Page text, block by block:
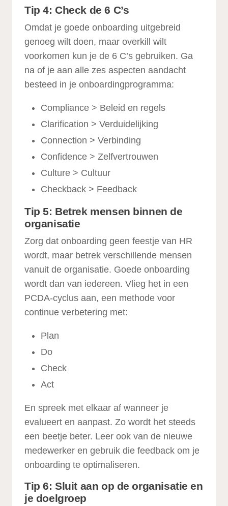
Tip 4: Check de 6 C’s
Omdat je goede onboarding uitgebreid
genoeg wilt doen, maar overkill wilt
voorkomen kun je de 6 C’s gebruiken. Ga
na of je aan alle zes aspecten aandacht
besteed in je onboardingprogramma:
Compliance > Beleid en regels
Clarification > Verduidelijking
Connection > Verbinding
Confidence > Zelfvertrouwen
Culture > Cultuur
Checkback > Feedback
Tip 5: Betrek mensen binnen de
organisatie
Zorg dat onboarding geen feestje van HR
wordt, maar betrek verschillende mensen
vanuit de organisatie. Goede onboarding
wordt dan van iedereen. Vlieg het in een
PCDA-cyclus aan, een methode voor
continue verbetering met:
Plan
Do
Check
Act
En spreek met elkaar af wanneer je
evalueert en aanpast. Zo wordt het steeds
een beetje beter. Leer ook van de nieuwe
medewerker en gebruik die feedback om je
onboarding te optimaliseren.
Tip 6: Sluit aan op de organisatie en
je doelgroep